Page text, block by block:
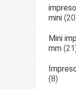
mini
Mini
mm
(8)